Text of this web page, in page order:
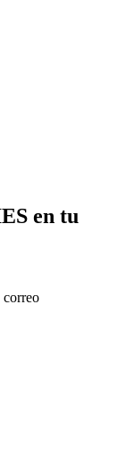
en tu
correo